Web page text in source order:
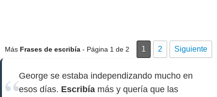
Más Frases de escribía - Página 1 de 2 1 2 Siguiente
George se estaba independizando mucho en
esos días. Escribía más y quería que las